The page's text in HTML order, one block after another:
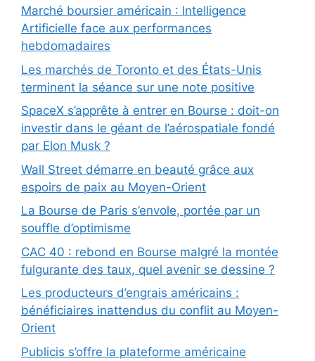
Marché boursier américain : Intelligence
Artificielle face aux performances
hebdomadaires
Les marchés de Toronto et des États-Unis
terminent la séance sur une note positive
SpaceX s’apprête à entrer en Bourse : doit-on
investir dans le géant de l’aérospatiale fondé
par Elon Musk ?
Wall Street démarre en beauté grâce aux
espoirs de paix au Moyen-Orient
La Bourse de Paris s’envole, portée par un
souffle d’optimisme
CAC 40 : rebond en Bourse malgré la montée
fulgurante des taux, quel avenir se dessine ?
Les producteurs d’engrais américains :
bénéficiaires inattendus du conflit au Moyen-
Orient
Publicis s’offre la plateforme américaine